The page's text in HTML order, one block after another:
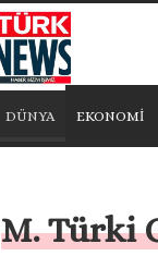
DÜNYA EKONOMİ
M. Türki